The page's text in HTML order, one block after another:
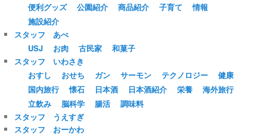
便利グッズ
公園紹介 商品紹介 子育て
情報
施設紹介
スタッフ あべ
USJ
お肉 古民家
和菓子
スタッフ いわさき
おすし
おせち ガン サーモン テクノロジー
健康
国内旅行
懐石 日本酒 日本酒紹介 栄養
海外旅行
立飲み
脳科学 腸活
調味料
スタッフ うえすぎ
スタッフ おーかわ